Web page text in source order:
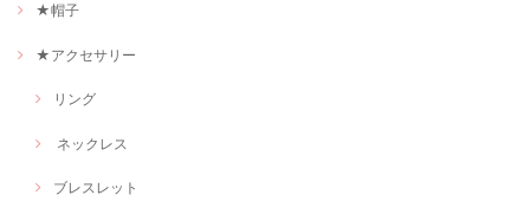
★帽子
★アクセサリー
リング
ネックレス
ブレスレット